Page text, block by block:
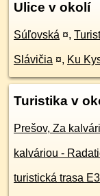
Ulice v okolí
Súľovská ¤,
Slávičia ¤, Ku
Turistika v
Prešov, Za
kalváriou -
turistická trasa